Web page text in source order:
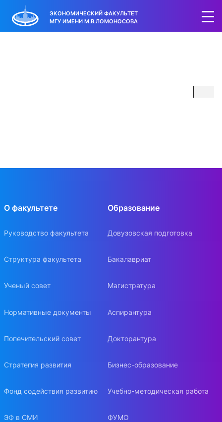
ЭКОНОМИЧЕСКИЙ ФАКУЛЬТЕТ
МГУ ИМЕНИ М.В.ЛОМОНОСОВА
О факультете
Руководство факультета
Структура факультета
Ученый совет
Нормативные документы
Попечительский совет
Стратегия развития
Фонд содействия развитию
ЭФ в СМИ
Образование
Довузовская подготовка
Бакалавриат
Магистратура
Аспирантура
Докторантура
Бизнес-образование
Учебно-методическая работа
ФУМО